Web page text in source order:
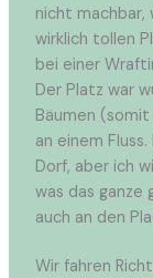
nicht machbar,
wirklich tollen
bei einer
Der Platz war
Bäumen
an einem
Dorf, aber ich
was das ganze
auch an den
Wir fahren